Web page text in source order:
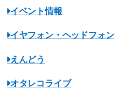
イベント情報
イヤフォン・ヘッドフォン
えんどう
オタレコライブ